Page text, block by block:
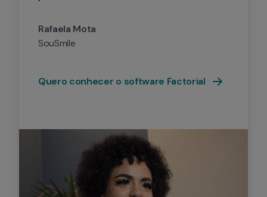
Rafaela Mota
SouSmile
Quero conhecer o software Factorial